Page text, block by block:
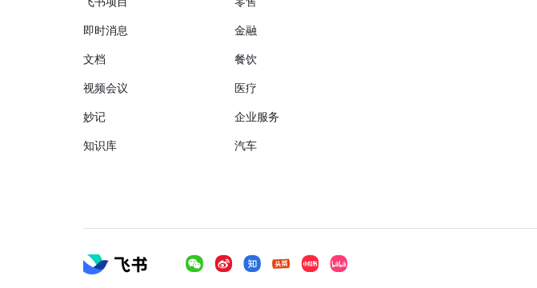
即时消息
文档
视频会议
妙记
知识库
金融
餐饮
医疗
企业服务
汽车